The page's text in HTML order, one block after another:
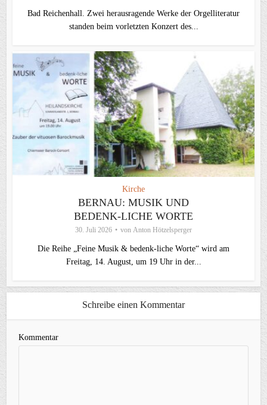
Bad Reichenhall. Zwei herausragende Werke der Orgelliteratur
standen beim vorletzten Konzert des...
Kirche
BERNAU: MUSIK UND
BEDENK-LICHE WORTE
30. Juli 2026 von Anton Hötzelsperger
Die Reihe „Feine Musik & bedenk-liche Worte“ wird am
Freitag, 14. August, um 19 Uhr in der...
Schreibe einen Kommentar
Kommentar